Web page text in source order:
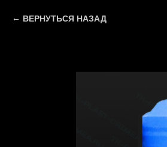
ВЕРНУТЬСЯ НАЗАД